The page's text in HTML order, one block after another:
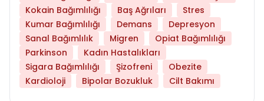
Kokain Bağımlılığı
Baş Ağrıları
Stres
Kumar Bağımlılığı
Demans
Depresyon
Sanal Bağımlılık
Migren
Opiat Bağımlılığı
Parkinson
Kadın Hastalıkları
Sigara Bağımlılığı
Şizofreni
Obezite
Kardioloji
Bipolar Bozukluk Cilt Bakımı